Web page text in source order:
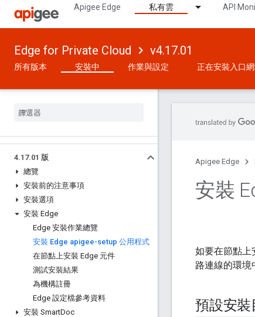
Apigee Edge 私有雲 API
Edge for Private Cloud v4.17.01
所有版本 安裝中 作業與設定 正在安裝入口
4.17.01 版
總覽
安裝前的注意事項
安裝選項
安裝 Edge
Edge 安裝作業總覽
安裝 Edge apigee-setup 公用程式
在節點上安裝 Edge 元件
測試安裝結果
為機構註冊
Edge 設定檔參考資料
安裝 SmartDoc
Apigee Edge
安裝
如要在節點上
路連線的環境
預設安裝